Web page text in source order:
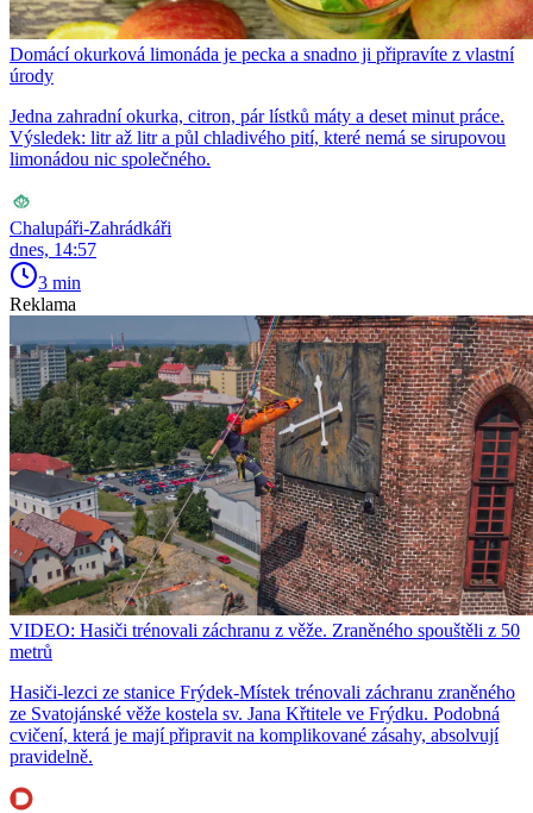
Domácí okurková limonáda je pecka a snadno ji připravíte z vlastní
úrody
Jedna zahradní okurka, citron, pár lístků máty a deset minut práce.
Výsledek: litr až litr a půl chladivého pití, které nemá se sirupovou
limonádou nic společného.
Chalupáři-Zahrádkáři
dnes, 14:57
3 min
Reklama
VIDEO: Hasiči trénovali záchranu z věže. Zraněného spouštěli z 50
metrů
Hasiči-lezci ze stanice Frýdek-Místek trénovali záchranu zraněného
ze Svatojánské věže kostela sv. Jana Křtitele ve Frýdku. Podobná
cvičení, která je mají připravit na komplikované zásahy, absolvují
pravidelně.